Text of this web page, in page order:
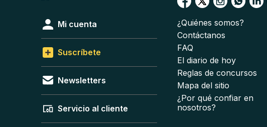
Mi cuenta
Suscríbete
Newsletters
Servicio al cliente
¿Quiénes somos?
Contáctanos
FAQ
El diario de hoy
Reglas de concursos
Mapa del sitio
¿Por qué confiar en
nosotros?